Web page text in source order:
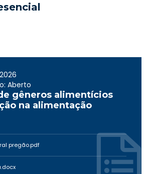
Aberto
gêneros alimentícios
na alimentação
pregão.pdf